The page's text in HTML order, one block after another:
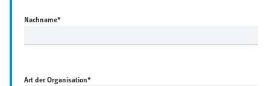
Nachname*
Art der Organisation*